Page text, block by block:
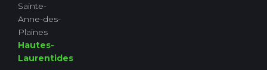
Sainte-
Anne-des-
Plaines
Hautes-
Laurentides